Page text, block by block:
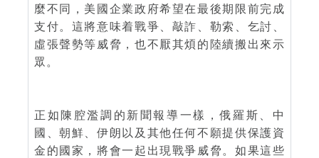
麼不同，美國企業政府希望在最後期限前完成
支付。這將意味着戰爭、敲詐、勒索、乞討、
虛張聲勢等威脅，也不厭其煩的陸續搬出來示
眾。
正如陳腔濫調的新聞報導一樣，俄羅斯、中
國、朝鮮、伊朗以及其他任何不願提供保護資
金的國家，將會一起出現戰爭威脅。如果這些